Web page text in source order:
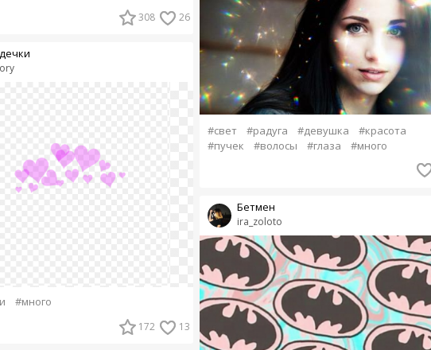
308 26
#много
172 13
#свет #радуга #девушка
#красота
#пучек
#волосы #глаза #много
ira_zoloto
Бетмен